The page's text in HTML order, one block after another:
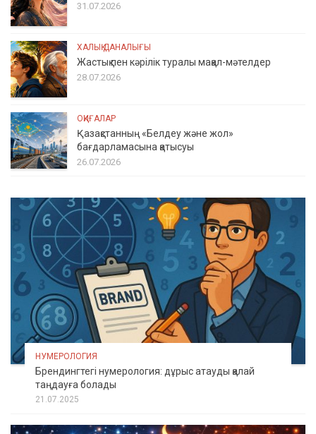
31.07.2026
ХАЛЫҚ ДАНАЛЫҒЫ
Жастық пен кәрілік туралы мақал-мәтелдер
28.07.2026
ОҚИҒАЛАР
Қазақстанның «Белдеу және жол»
бағдарламасына қатысуы
26.07.2026
НУМЕРОЛОГИЯ
Брендингтегі нумерология: дұрыс атауды қалай
таңдауға болады
21.07.2025